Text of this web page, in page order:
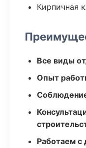
Кирпичная
Все виды
Опыт
Работаем с